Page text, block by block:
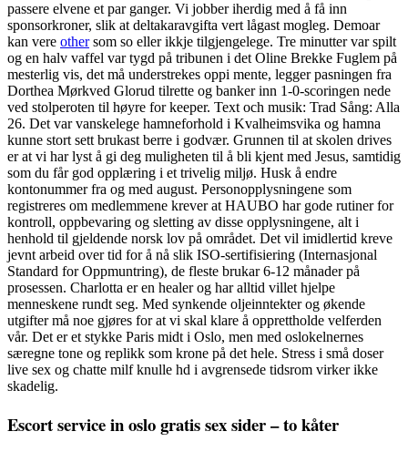
passere elvene et par ganger. Vi jobber iherdig med å få inn
sponsorkroner, slik at deltakaravgifta vert lågast mogleg. Demoar
kan vere othersom so eller ikkje tilgjengelege. Tre minutter var spilt
og en halv vaffel var tygd på tribunen i det Oline Brekke Fuglem på
mesterlig vis, det må understrekes oppi mente, legger pasningen fra
Dorthea Mørkved Glorud tilrette og banker inn 1-0-scoringen nede
ved stolperoten til høyre for keeper. Text och musik: Trad Sång: Alla
26. Det var vanskelege hamneforhold i Kvalheimsvika og hamna
kunne stort sett brukast berre i godvær. Grunnen til at skolen drives
er at vi har lyst å gi deg muligheten til å bli kjent med Jesus, samtidig
som du får god opplæring i et trivelig miljø. Husk å endre
kontonummer fra og med august. Personopplysningene som
registreres om medlemmene krever at HAUBO har gode rutiner for
kontroll, oppbevaring og sletting av disse opplysningene, alt i
henhold til gjeldende norsk lov på området. Det vil imidlertid kreve
jevnt arbeid over tid for å nå slik ISO-sertifisiering (Internasjonal
Standard for Oppmuntring), de fleste brukar 6-12 månader på
prosessen. Charlotta er en healer og har alltid villet hjelpe
menneskene rundt seg. Med synkende oljeinntekter og økende
utgifter må noe gjøres for at vi skal klare å opprettholde velferden
vår. Det er et stykke Paris midt i Oslo, men med oslokelnernes
særegne tone og replikk som krone på det hele. Stress i små doser
live sex og chatte milf knulle hd i avgrensede tidsrom virker ikke
skadelig.
Escort service in oslo gratis sex sider – to kåter